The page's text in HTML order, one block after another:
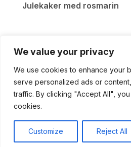
We value your privacy
We use cookies to enhance your
serve personalized ads or
traffic. By clicking "Accept All",
cookies.
Customize Reject All
Julekaker med rosmarin
Copyright © 2026
Themeby